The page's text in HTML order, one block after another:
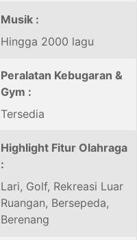
Musik :
Hingga 2000 lagu
Peralatan Kebugaran &
Gym :
Tersedia
Highlight Fitur Olahraga
:
Lari, Golf, Rekreasi Luar
Ruangan, Bersepeda,
Berenang